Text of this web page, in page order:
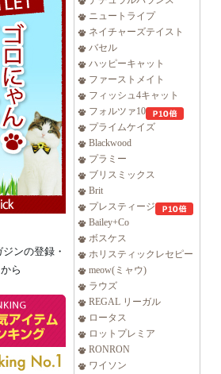
ニュートライプ
ネイチャーズテイスト
バセル
ハッピーキャット
ファーストメイト
フィッシュ4キャット
フォルツァ10
プライムケイズ
Blackwood
プラミー
ブリスミックス
Brit
プレスティージ
Bailey+Co
ボスケス
ホリスティックレセピー
meow(ミャウ)
ラウズ
REGAL リーガル
ロータス
ロットプレミア
RONRON
ワイソン